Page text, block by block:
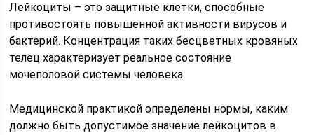
Лейкоциты – это защитные клетки, способные
противостоять повышенной активности вирусов и
бактерий. Концентрация таких бесцветных кровяных
телец характеризует реальное состояние
мочеполовой системы человека.
Медицинской практикой определены нормы, каким
должно быть допустимое значение лейкоцитов в